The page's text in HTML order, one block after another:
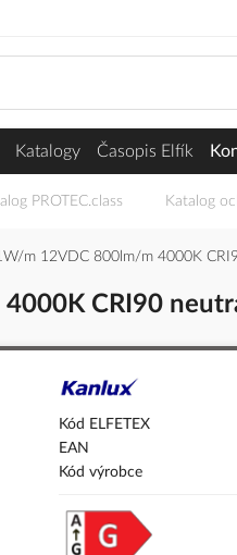
Katalogy Časopis Elfík
PROTEC.class Katalog
m 12VDC 800lm/m 4000K
CRI90
Kód ELFETEX
EAN
Kód výrobce